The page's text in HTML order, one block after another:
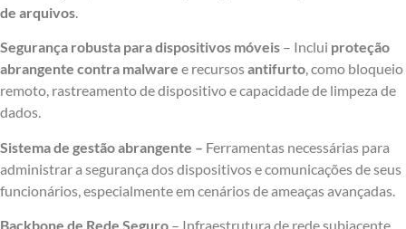
de arquivos.
Segurança robusta para dispositivos móveis – Inclui proteção
abrangente contra malware e recursosantifurto, como bloqueio
remoto, rastreamento de dispositivo e capacidade de limpeza de
dados.
Sistema de gestão abrangente – Ferramentas necessárias para
administrar a segurança dos dispositivos e comunicações de seus
funcionários, especialmente em cenários de ameaças avançadas.
Backbone de Rede Seguro – Infraestrutura de rede subjacente